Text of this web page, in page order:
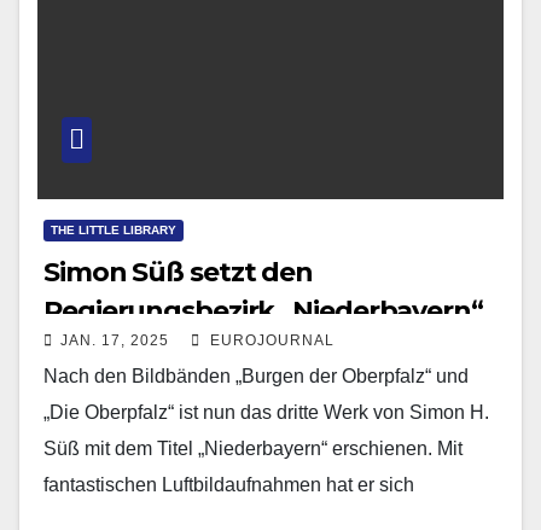
THE LITTLE LIBRARY
Simon Süß setzt den
Regierungsbezirk „Niederbayern“
in Szene
JAN. 17, 2025 EUROJOURNAL
Nach den Bildbänden „Burgen der Oberpfalz“ und
„Die Oberpfalz“ ist nun das dritte Werk von Simon H.
Süß mit dem Titel „Niederbayern“ erschienen. Mit
fantastischen Luftbildaufnahmen hat er sich